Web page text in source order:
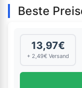
Beste
13,97€
+ 2,49€ Versand